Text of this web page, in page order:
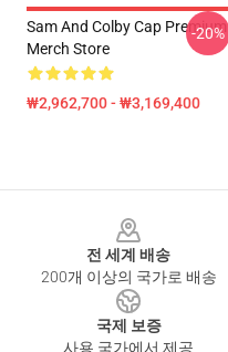
Sam And Colby Cap Premium
Merch Store
₩2,962,700 - ₩3,169,400
-20%
전 세계 배송
200개 이상의 국가로 배송
국제 보증
사용 국가에서 제공